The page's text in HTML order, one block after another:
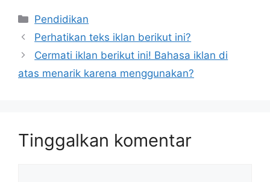
Kategori
Pendidikan
Perhatikan teks iklan berikut ini?
Cermati iklan berikut ini! Bahasa iklan di
atas menarik karena menggunakan?
Tinggalkan komentar